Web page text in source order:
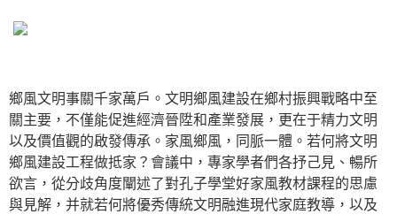
鄉風文明事關千家萬戶。文明鄉風建設在鄉村振興戰略中至
關主要，不僅能促進經濟晉陞和產業發展，更在于精力文明
以及價值觀的啟發傳承。家風鄉風，同脈一體。若何將文明
鄉風建設工程做抵家？會議中，專家學者們各抒己見、暢所
欲言，從分歧角度闡述了對孔子學堂好家風教材課程的思慮
與見解，并就若何將優秀傳統文明融進現代家庭教導，以及